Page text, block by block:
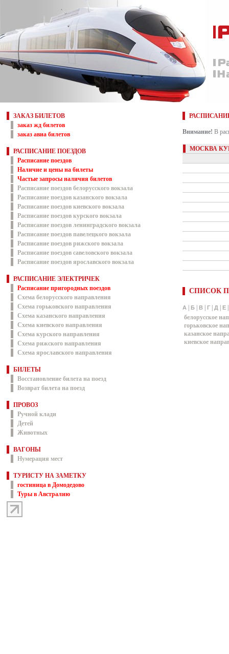
ЗАКАЗ БИЛЕТОВ
заказ жд билетов
заказ авиа билетов
РАСПИСАНИЕ ПОЕЗДОВ
Расписание поездов
Наличие и цены на билеты
Частые запросы наличия билетов
Расписание поездов белорусского вокзала
Расписание поездов казанского вокзала
Расписание поездов киевского вокзала
Расписание поездов курского вокзала
Расписание поездов ленинградского вокзала
Расписание поездов павелецкого вокзала
Расписание поездов рижского вокзала
Расписание поездов савеловского вокзала
Расписание поездов ярославского вокзала
РАСПИСАНИЕ ЭЛЕКТРИЧЕК
Расписание пригородных поездов
Схема белорусского направления
Схема горьковского направления
Схема казанского направления
Схема киевского направления
Схема курского направления
Схема рижского направления
Схема ярославского направления
БИЛЕТЫ
Восстановление билета на поезд
Возврат билета на поезд
ПРОВОЗ
Ручной клади
Детей
Животных
ВАГОНЫ
Нумерация мест
ТУРИСТУ НА ЗАМЕТКУ
гостиница в Домодедово
Туры в Австралию
Внимание! В
МОСКВА
СПИСОК
А Б В Г Д Е
белорусское
горьковское
казанское
киевское